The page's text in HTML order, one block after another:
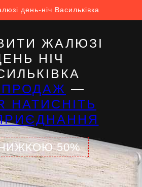
день-ніч Васильківка
ЖАЛЮЗІ
НІЧ
—
НАТИСНІТЬ
50%